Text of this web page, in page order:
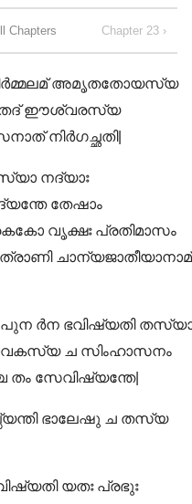
Chapters Chapter 23 ›
അമൃതതോയസ്യ
തദ് ഈശ്വരസ്യ
നിർഗച്ഛതി|
നദ്യാഃ
തേഷാം
വൃക്ഷഃ പ്രതിമാസം
ചാന്യജാതീയാനാമ്
പുന ർന ഭവിഷ്യതി
ച സിംഹാസനം
സേവിഷ്യന്തേ|
ഭാലേഷു ച തസ്യ
യതഃ പ്രഭുഃ